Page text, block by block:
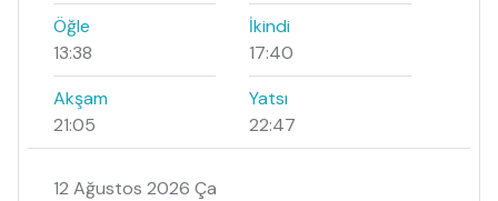
Öğle
13:38
İkindi
17:40
Akşam
21:05
Yatsı
22:47
12 Ağustos 2026 Ça